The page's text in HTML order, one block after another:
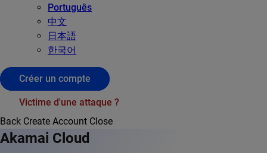
Português
中文
日本語
한국어
Créer un compte
Victime d'une attaque ?
Back Create Account Close
Akamai Cloud